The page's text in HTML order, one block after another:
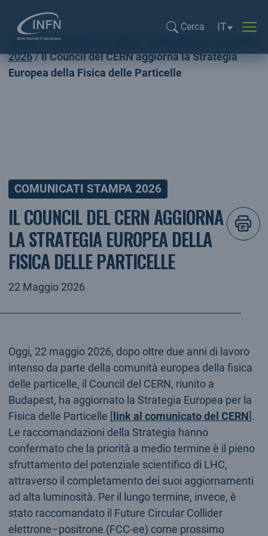
Cerca
Selezione
IT
Home
COMUNICATI INFN
2026
Il Council del CERN aggiorna la Strategia
Europea della Fisica delle Particelle
COMUNICATI STAMPA 2026
IL COUNCIL DEL CERN AGGIORNA
LA STRATEGIA EUROPEA DELLA
FISICA DELLE PARTICELLE
22 Maggio 2026
Oggi, 22 maggio 2026, dopo oltre due anni di lavoro
intenso da parte della comunità europea della fisica
delle particelle, il Council del CERN, riunito a
Budapest, ha aggiornato la Strategia Europea per la
Fisica delle Particelle [link al comunicato del CERN].
Le raccomandazioni della Strategia hanno
confermato che la priorità a medio termine è il pieno
sfruttamento del potenziale scientifico di LHC,
attraverso il completamento dei suoi aggiornamenti
ad alta luminosità. Per il lungo termine, invece, è
stato raccomandato il Future Circular Collider
elettrone–positrone (FCC-ee) come prossimo